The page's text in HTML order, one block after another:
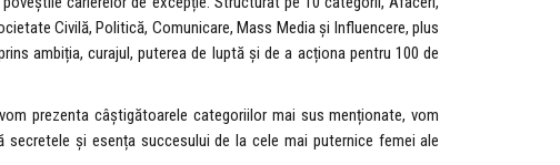
Civilă, Politică, Comunicare, Mass Media și Influencere, plus
ambiția, curajul, puterea de luptă şi de a acționa pentru 100 de
prezenta câștigătoarele categoriilor mai sus menționate, vom
și esența succesului de la cele mai puternice femei ale